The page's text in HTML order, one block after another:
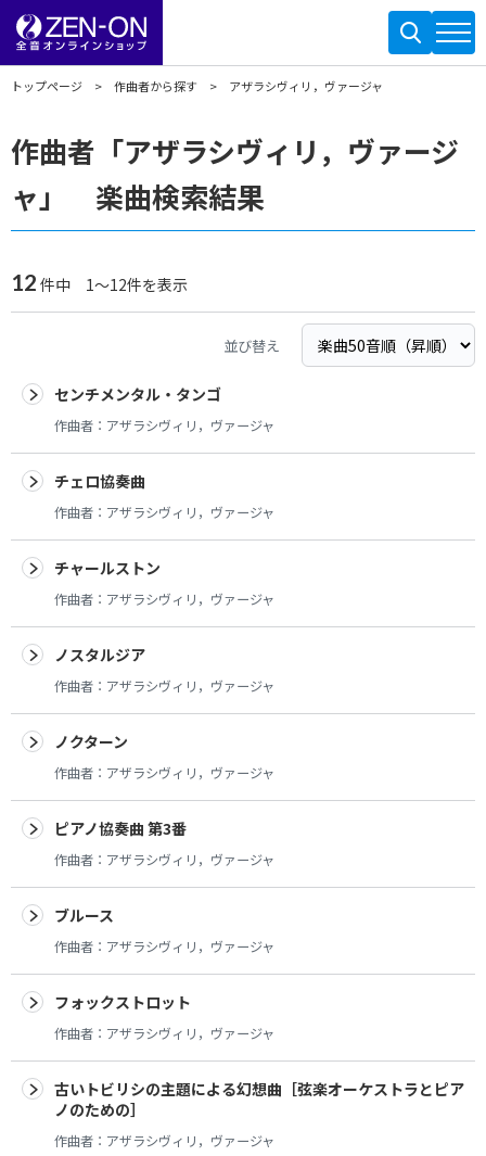
トップページ 作曲者から探す アザラシヴィリ，ヴァージャ
作曲者「アザラシヴィリ，ヴァージ
ャ」 楽曲検索結果
12 件中 1～12件を表示
並び替え
センチメンタル・タンゴ
作曲者： アザラシヴィリ，ヴァージャ
チェロ協奏曲
作曲者： アザラシヴィリ，ヴァージャ
チャールストン
作曲者： アザラシヴィリ，ヴァージャ
ノスタルジア
作曲者： アザラシヴィリ，ヴァージャ
ノクターン
作曲者： アザラシヴィリ，ヴァージャ
ピアノ協奏曲 第3番
作曲者： アザラシヴィリ，ヴァージャ
ブルース
作曲者： アザラシヴィリ，ヴァージャ
フォックストロット
作曲者： アザラシヴィリ，ヴァージャ
古いトビリシの主題による幻想曲［弦楽オーケストラとピア
ノのための］
作曲者： アザラシヴィリ，ヴァージャ